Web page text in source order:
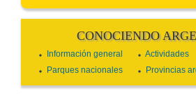
CONOCIENDO
Información general
Actividades
Parques nacionales
Provincias